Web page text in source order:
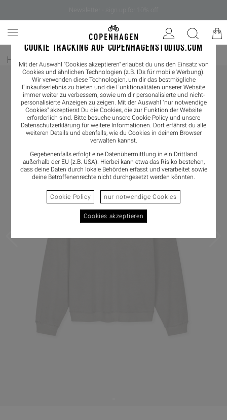
COOKIE TRACKING AUF COPENHAGENSTUDIOS.COM
Mit der Auswahl "Cookies akzeptieren" erlaubst du uns den Einsatz von
Cookies und ähnlichen Technologien (z.B. IDs für mobile Werbung).
Wir verwenden diese Technologien, um dir das bestmögliche
Einkaufserlebnis zu bieten und die Funktionalitäten unserer Website
immer weiter zu verbessern, sowie um dir personalisierte und nicht-
personalisierte Anzeigen zu zeigen. Mit der Auswahl "nur notwendige
Cookies" akzeptierst Du die Cookies, die zur Funktion der Website
erforderlich sind. Bitte besuche unsere Cookie Policy und unsere
Datenschutzerklärung für weitere Informationen. Dort erfährst du alle
weiteren Details und ebenfalls, wie du Cookies in deinem Browser
verwalten kannst.
Gegebenenfalls erfolgt eine Datenübermittlung in ein Drittland
außerhalb der EU (z.B. USA). Hierbei kann etwa das Risiko bestehen,
dass deine Daten durch lokale Behörden erfasst und verarbeitet sowie
deine Betroffenenrechte nicht durchgesetzt werden könnten.
Cookie Policy nur notwendige Cookies
Cookies akzeptieren
Home / Bekleidung Pullover / Hoodies